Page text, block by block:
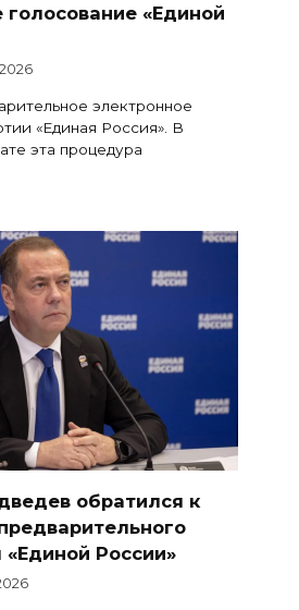
голосование «Единой
электронное
«Единая Россия». В
эта процедура
обратился к
«Единой России»